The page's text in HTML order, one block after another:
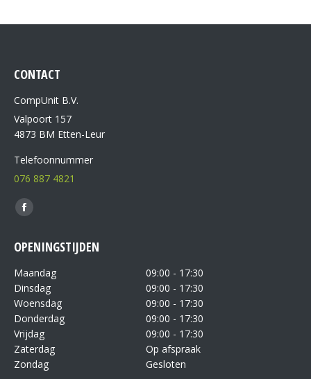
CONTACT
CompUnit B.V.
Valpoort 157
4873 BM Etten-Leur
Telefoonnummer
076 887 4821
Vind ons op:
OPENINGSTIJDEN
Maandag
09:00 - 17:30
Dinsdag
09:00 - 17:30
Woensdag
09:00 - 17:30
Donderdag
09:00 - 17:30
Vrijdag
09:00 - 17:30
Zaterdag
Op afspraak
Zondag
Gesloten